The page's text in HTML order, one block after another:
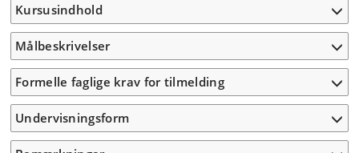
Kursusindhold
Målbeskrivelser
Formelle faglige krav for tilmelding
Undervisningsform